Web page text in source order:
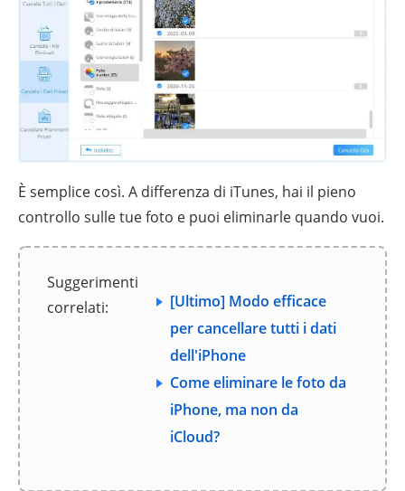
È semplice così. A differenza di iTunes, hai il pieno
controllo sulle tue foto e puoi eliminarle quando vuoi.
Suggerimenti
correlati:
[Ultimo] Modo efficace
per cancellare tutti i dati
dell'iPhone
Come eliminare le foto da
iPhone, ma non da
iCloud?